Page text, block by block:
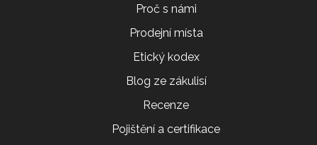
Proč s námi
Prodejní místa
Etický kodex
Blog ze zákulisí
Recenze
Pojištění a certifikace